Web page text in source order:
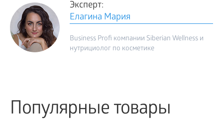
Эксперт:
Елагина Мария
Business Profi компании Siberian Wellness и
нутрициолог по косметике
Популярные товары